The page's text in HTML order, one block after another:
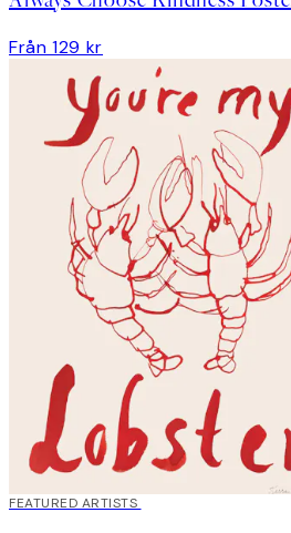
Från 129 kr
FEATURED ARTISTS